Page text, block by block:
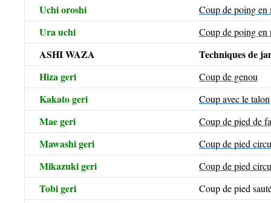
Uchi oroshi Coup de poing en
Ura uchi Coup de poing en
ASHI WAZA
Techniques de
Hiza geri
Coup de genou
Kakato geri Coup avec le talon
Mae geri Coup de pied de
Mawashi geri Coup de pied
Mikazuki geri Coup de pied
Tobi geri Coup de pied